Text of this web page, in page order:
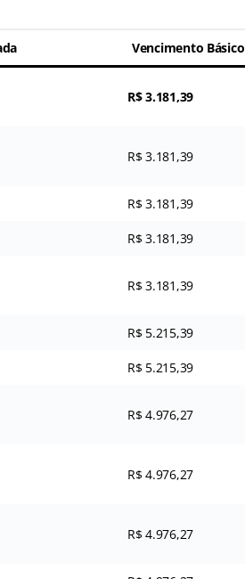
Vencimento Básico
R$ 3.181,39
R$ 3.181,39
R$ 3.181,39
R$ 3.181,39
R$ 3.181,39
R$ 5.215,39
R$ 5.215,39
R$ 4.976,27
R$ 4.976,27
R$ 4.976,27